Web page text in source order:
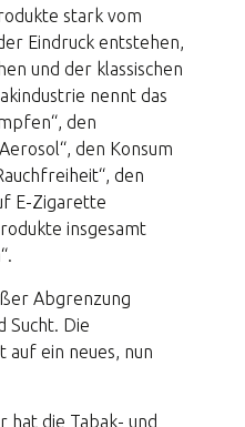
stark vom
Eindruck entstehen,
und der klassischen
nennt das
den
den Konsum
den
E-Zigarette
insgesamt
Abgrenzung
Sucht. Die
auf ein neues, nun
hat die Tabak- und